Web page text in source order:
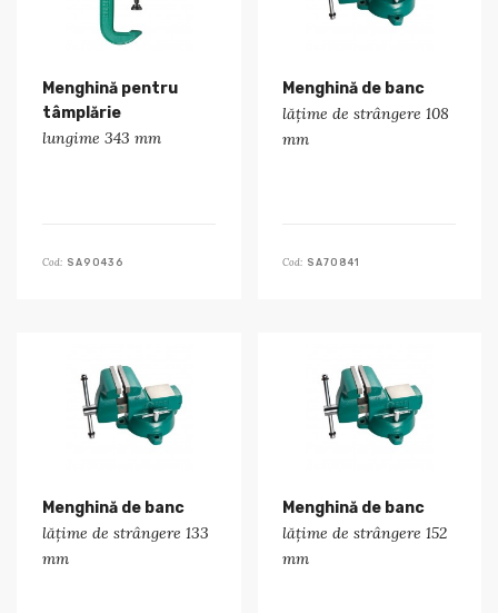
Menghină pentru
tâmplărie
lungime 343 mm
Cod: SA90436
Menghină de banc
lățime de strângere 108
mm
Cod: SA70841
Menghină de banc
lățime de strângere 133
mm
Menghină de banc
lățime de strângere 152
mm